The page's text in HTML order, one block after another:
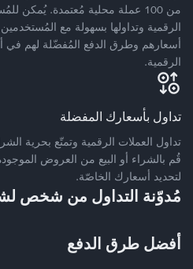
من 100 عملة محلية مُعتمدة. يُمكن
الرقمية وتداولها بسهولة مع
أسعارهم وطرق الدفع المُفضّلة لهم في
الرقمية.
تداول بأسعارك المفضلة
تداول العملات الرقمية وتمتّع بحرية
قُم بالشراء أو البيع من العروض
لتحديد أسعارك الخاصّة.
مُدوّنة التداول من شخص
أفضل طرق الدفع